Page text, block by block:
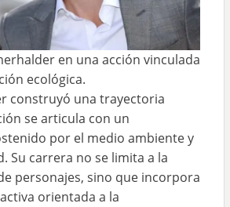
en una acción vinculada
ecológica.
construyó una trayectoria
se articula con un
por el medio ambiente y
Su carrera no se limita a la
personajes, sino que incorpora
orientada a la